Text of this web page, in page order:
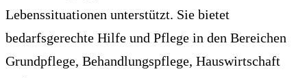
Lebenssituationen unterstützt. Sie bietet
bedarfsgerechte Hilfe und Pflege in den Bereichen
Grundpflege, Behandlungspflege, Hauswirtschaft